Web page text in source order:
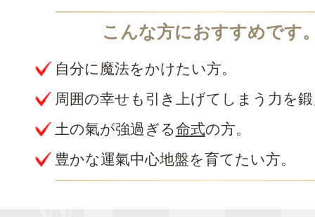
自分に魔法をかけたい方。
周囲の幸せも引き上げてしまう力を
土の氣が強過ぎる命式の方。
豊かな運氣中心地盤を育てたい方。